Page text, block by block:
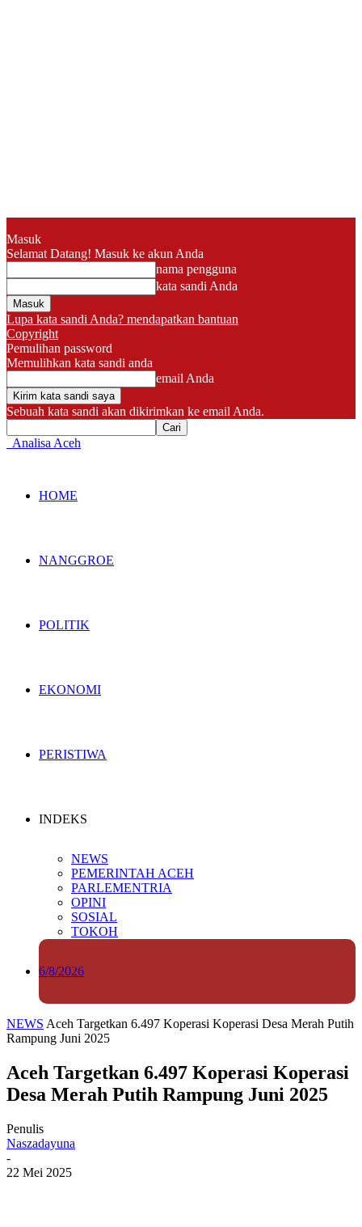
Masuk
Selamat Datang! Masuk ke akun Anda
nama pengguna
kata sandi Anda
Lupa kata sandi Anda? mendapatkan bantuan
Copyright
Pemulihan password
Memulihkan kata sandi anda
email Anda
Sebuah kata sandi akan dikirimkan ke email Anda.
Analisa Aceh
HOME
NANGGROE
POLITIK
EKONOMI
PERISTIWA
INDEKS
NEWS
PEMERINTAH ACEH
PARLEMENTRIA
OPINI
SOSIAL
TOKOH
6/8/2026
NEWS Aceh Targetkan 6.497 Koperasi Koperasi Desa Merah Putih
Rampung Juni 2025
Aceh Targetkan 6.497 Koperasi Koperasi
Desa Merah Putih Rampung Juni 2025
Penulis
Naszadayuna
-
22 Mei 2025